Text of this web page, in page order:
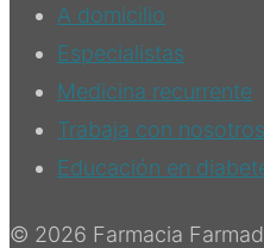
A domicilio
Especialistas
Medicina recurrente
Trabaja con nosotros
Educación en
© 2026 Farmacia